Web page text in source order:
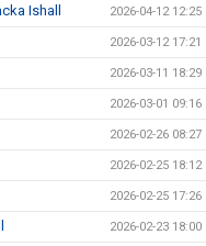
Ishall 2026-04-12 12:25
2026-03-12 17:21
2026-03-11 18:29
2026-03-01 09:16
2026-02-26 08:27
2026-02-25 18:12
2026-02-25 17:26
2026-02-23 18:00